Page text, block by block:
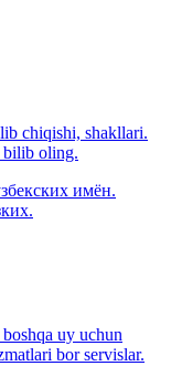
chiqishi, shakllari.
bilib oling.
имён.
uy uchun
bor servislar.